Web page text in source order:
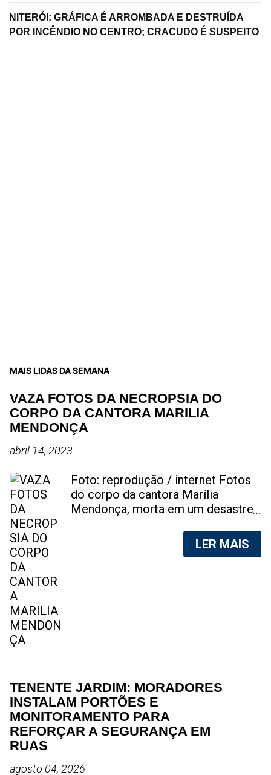
NITERÓI: GRÁFICA É ARROMBADA E DESTRUÍDA
POR INCÊNDIO NO CENTRO; CRACUDO É SUSPEITO
MAIS LIDAS DA SEMANA
VAZA FOTOS DA NECROPSIA DO
CORPO DA CANTORA MARILIA
MENDONÇA
abril 14, 2023
Foto: reprodução / internet Fotos
do corpo da cantora Marília
Mendonça, morta em um desastre
foram vazadas na internet. A
divulgação de fotos do corpo de
vendendo as fotos. Cada foto, no
valor de R$20 (Vinte reais). A
assessoria da família de Marília
Mendonça, se pronunciou sobre o
caso. "Estamos todos chocados,
só em imaginar a possibilidade de
pessoas capazes de divulgar este
LER MAIS
TENENTE JARDIM: MORADORES
INSTALAM PORTÕES E
MONITORAMENTO PARA
REFORÇAR A SEGURANÇA EM
RUAS
agosto 04, 2026